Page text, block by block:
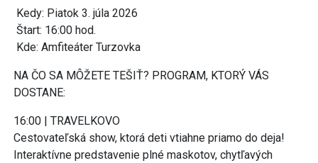
Kedy: Piatok 3. júla 2026
Štart: 16:00 hod.
Kde: Amfiteáter Turzovka
NA ČO SA MÔŽETE TEŠIŤ? PROGRAM, KTORÝ VÁS
DOSTANE:
16:00 | TRAVELKOVO
Cestovateľská show, ktorá deti vtiahne priamo do deja!
Interaktívne predstavenie plné maskotov, chytľavých